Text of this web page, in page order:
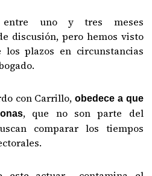
entre uno y tres meses
discusión, pero hemos visto
los plazos en circunstancias
con Carrillo,obedece a que
, que no son parte del
comparar los tiempos